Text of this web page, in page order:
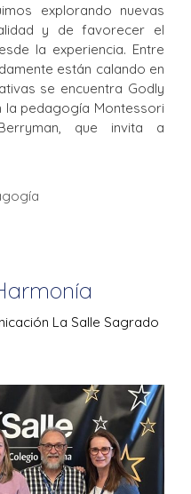
explorando nuevas
y de favorecer el
la experiencia. Entre
están calando en
se encuentra Godly
la pedagogía Montessori
que invita a
La Salle Sagrado